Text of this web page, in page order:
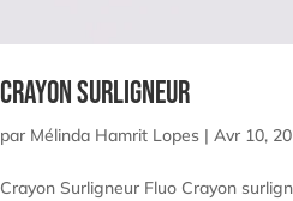
Crayon Surligneur
par Mélinda Hamrit Lopes |Avr 10,
Crayon Surligneur Fluo Crayon